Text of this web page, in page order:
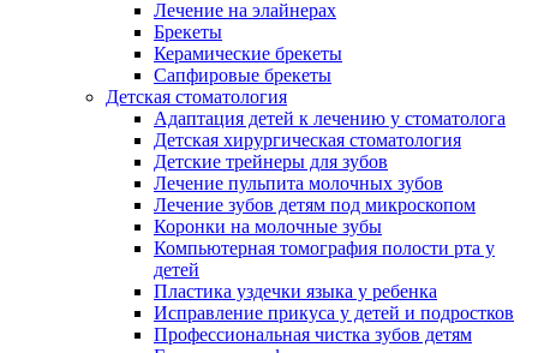
Лечение на элайнерах
Брекеты
Керамические брекеты
Сапфировые брекеты
Детская стоматология
Адаптация детей к лечению у стоматолога
Детская хирургическая стоматология
Детские трейнеры для зубов
Лечение пульпита молочных зубов
Лечение зубов детям под микроскопом
Коронки на молочные зубы
Компьютерная томография полости рта у
детей
Пластика уздечки языка у ребенка
Исправление прикуса у детей и подростков
Профессиональная чистка зубов детям